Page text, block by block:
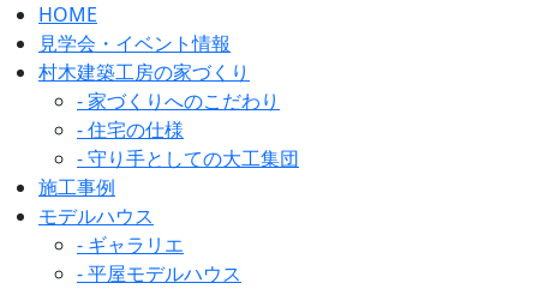
HOME
見学会・イベント情報
村木建築工房の家づくり
- 家づくりへのこだわり
- 住宅の仕様
- 守り手としての大工集団
施工事例
モデルハウス
- ギャラリエ
- 平屋モデルハウス